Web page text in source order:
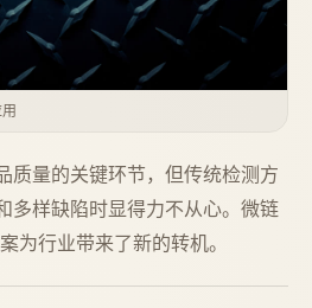
质量的关键环节，但传统检测方
多样缺陷时显得力不从心。微链
为行业带来了新的转机。